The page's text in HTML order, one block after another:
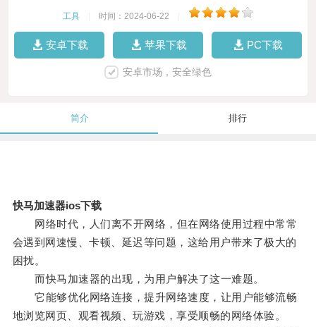
工具 时间：2024-06-22
安卓下载 苹果下载 PC下载
安卓市场，安全绿色
简介 排行
快马加速器ios下载
网络时代，人们离不开网络，但在网络使用过程中常常
会遇到网速慢、卡顿、延迟等问题，这给用户带来了极大的
困扰。
而快马加速器的出现，为用户解决了这一难题。
它能够优化网络连接，提升网络速度，让用户能够流畅
地浏览网页、观看视频、玩游戏，享受顺畅的网络体验。